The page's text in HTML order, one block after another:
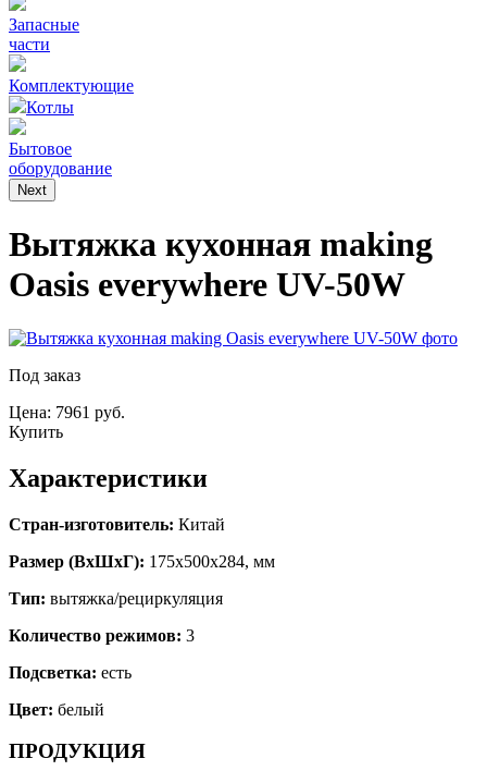
Запасные
части
Комплектующие
Котлы
Бытовое
оборудование
Next
Вытяжка кухонная making
Оasis everywhere UV-50W
Под заказ
Цена: 7961 руб.
Купить
Характеристики
Стран-изготовитель: Китай
Размер (ВхШхГ): 175х500х284, мм
Тип: вытяжка/рециркуляция
Количество режимов: 3
Подсветка: есть
Цвет: белый
ПРОДУКЦИЯ